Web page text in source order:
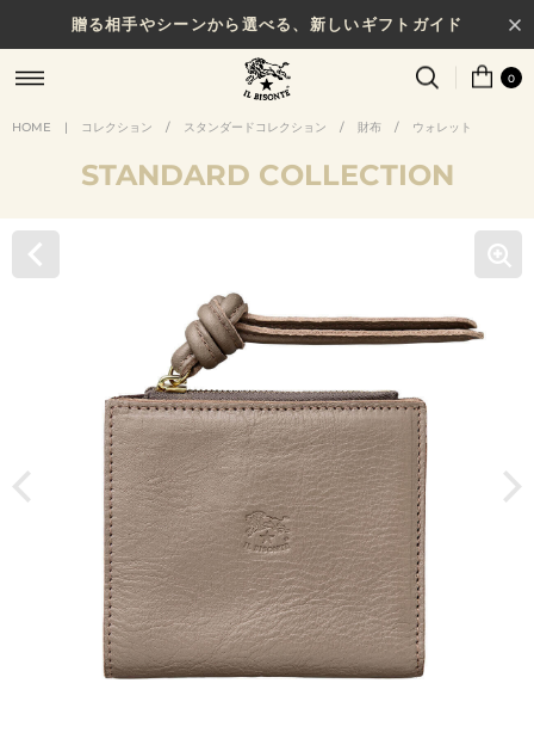
贈る相手やシーンから選べる、新しいギフトガイド
0
HOME | コレクション / スタンダードコレクション / 財布 / ウォレット
STANDARD COLLECTION